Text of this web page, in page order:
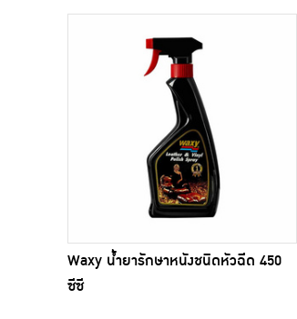
Waxy น้ำยารักษาหนังชนิดหัวฉีด 450
ซีซี